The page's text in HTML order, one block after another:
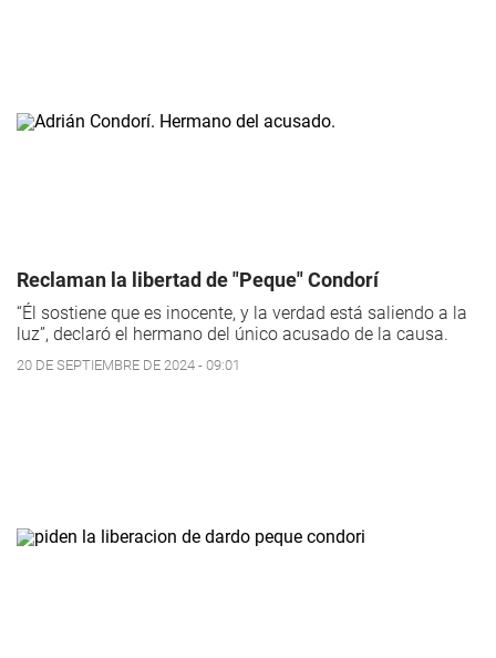
Reclaman la libertad de "Peque" Condorí
“Él sostiene que es inocente, y la verdad está saliendo a la
luz”, declaró el hermano del único acusado de la causa.
20 DE SEPTIEMBRE DE 2024 - 09:01